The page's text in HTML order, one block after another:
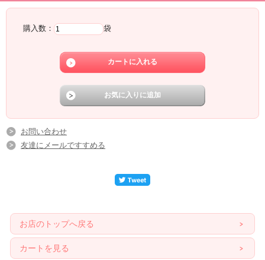
購入数： 袋
お問い合わせ
友達にメールですすめる
お店のトップへ戻る
カートを見る